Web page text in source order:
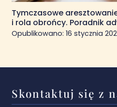
Tymczasowe
i rola obrońcy. Poradnik
Opublikowano: 16 stycznia
Skontaktuj się z